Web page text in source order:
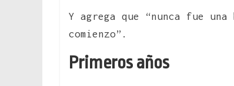
Y agrega que “nunca fue
comienzo”.
Primeros años